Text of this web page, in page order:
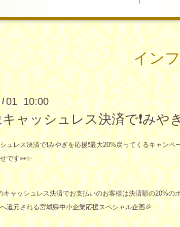
イン
/01 10:00
ャッシュレス決済で❗️みや
ュレス決済で❗️みやぎを応援❗️最大20%戻ってくるキャンペ
です👀✨
キャッシュレス決済でお支払いのお客様は決済額の20%の
還元される宮城県中小企業応援スペシャル企画🎉